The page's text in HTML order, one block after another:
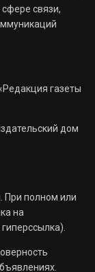
связи,
газеты
дом
При полном или
на